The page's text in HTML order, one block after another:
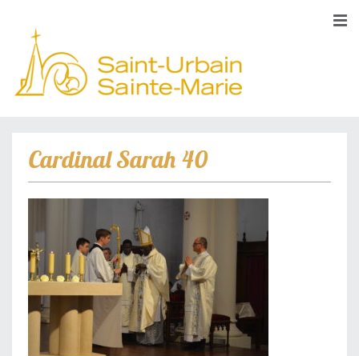
Cardinal Sarah 40